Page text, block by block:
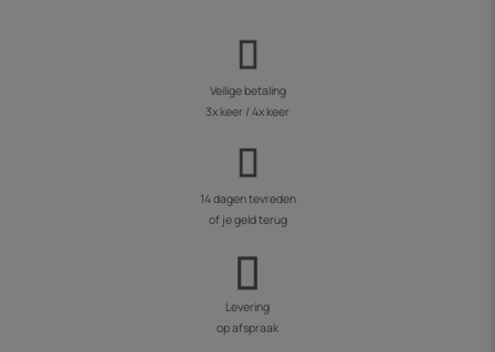
Veilige betaling
3x keer / 4x keer
14 dagen tevreden
of je geld terug
Levering
op afspraak